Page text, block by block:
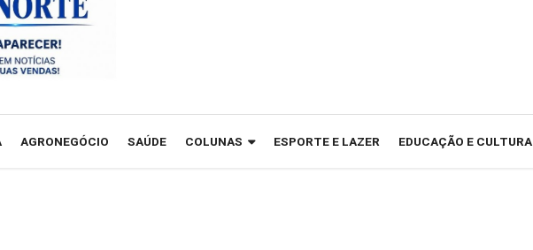
AGRONEGÓCIO SAÚDE COLUNAS ESPORTE E LAZER EDUCAÇÃO E CULTURA